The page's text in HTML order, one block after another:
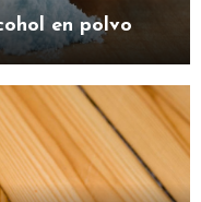
en polvo